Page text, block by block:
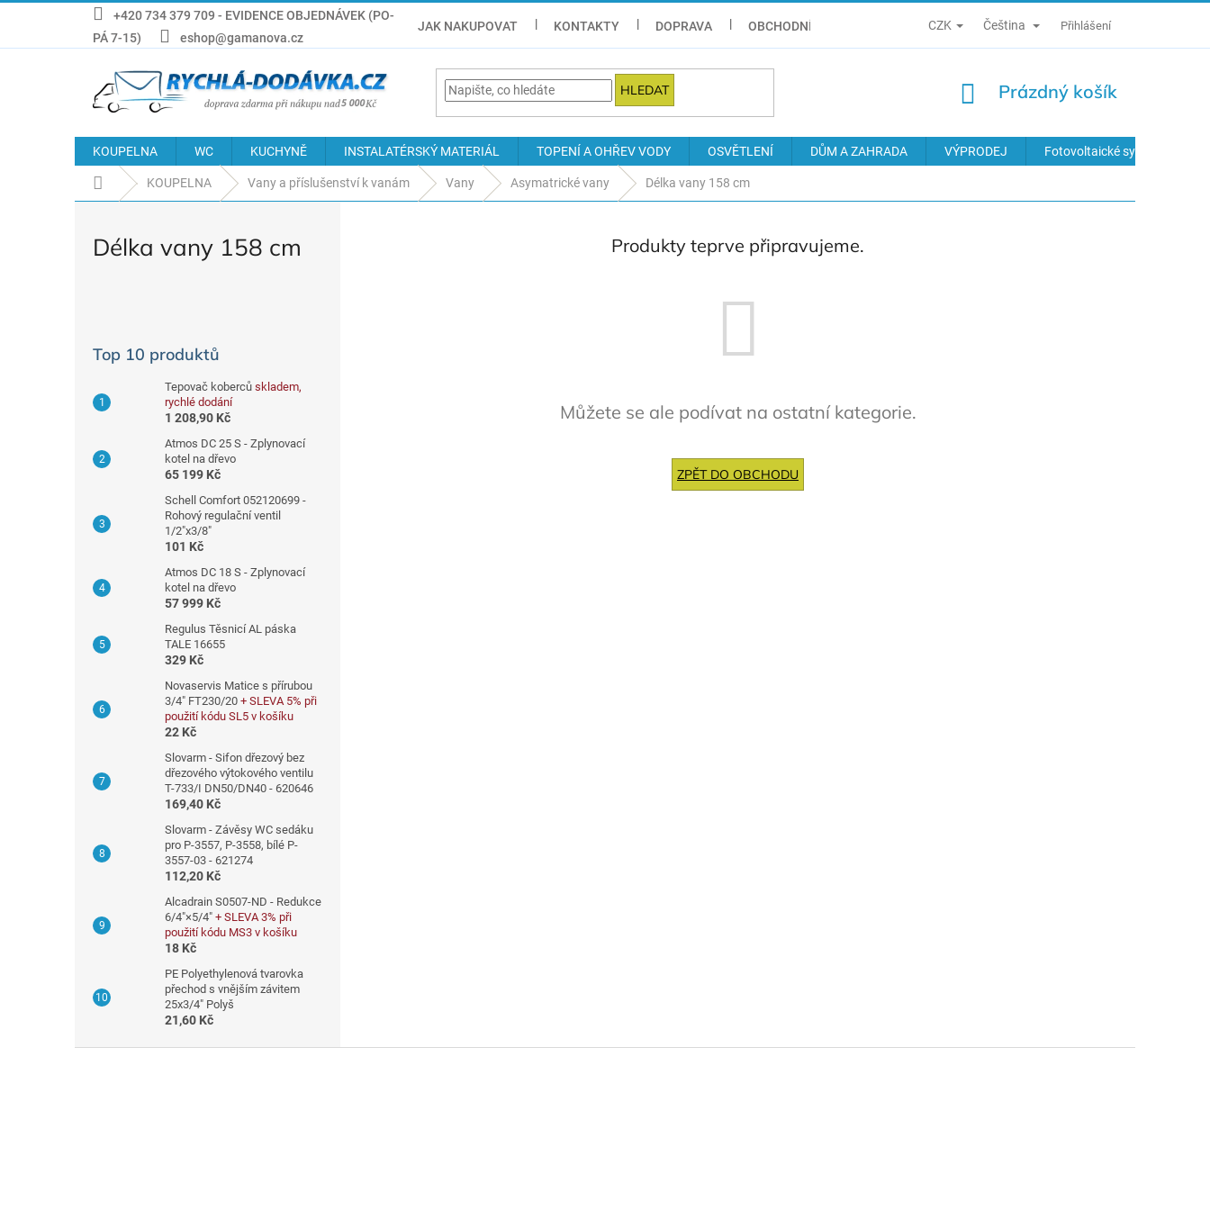
Přejít
+420 734 379 709 - EVIDENCE OBJEDNÁVEK (PO-
PÁ 7-15)
eshop@gamanova.cz
JAK NAKUPOVAT KONTAKTY DOPRAVA OBCHODNÍ PODMÍNKY ZÁSADY ZPRACOVÁNÍ OSOBNÍCH ÚDAJŮ
CZK Čeština Přihlášení
HLEDAT
NÁKUPNÍ
Prázdný košík
KOUPELNA WC KUCHYNĚ INSTALATÉRSKÝ MATERIÁL TOPENÍ A OHŘEV VODY OSVĚTLENÍ DŮM A ZAHRADA VÝPRODEJ Fotovoltaické systémy
Domů KOUPELNA Vany a příslušenství k vanám Vany Asymatrické vany Délka vany 158 cm
Délka vany 158 cm
Top 10 produktů
Tepovač koberců skladem,
rychlé dodání
1 208,90 Kč
Atmos DC 25 S - Zplynovací
kotel na dřevo
65 199 Kč
Schell Comfort 052120699 -
Rohový regulační ventil
1/2"x3/8"
101 Kč
Atmos DC 18 S - Zplynovací
kotel na dřevo
57 999 Kč
Regulus Těsnicí AL páska
TALE 16655
329 Kč
Novaservis Matice s přírubou
3/4" FT230/20 + SLEVA 5% při
použití kódu SL5 v košíku
22 Kč
Slovarm - Sifon dřezový bez
dřezového výtokového ventilu
T-733/I DN50/DN40 - 620646
169,40 Kč
Slovarm - Závěsy WC sedáku
pro P-3557, P-3558, bílé P-
3557-03 - 621274
112,20 Kč
Alcadrain S0507-ND - Redukce
6/4"×5/4" + SLEVA 3% při
použití kódu MS3 v košíku
18 Kč
PE Polyethylenová tvarovka
přechod s vnějším závitem
25x3/4" Polyš
21,60 Kč
Produkty teprve připravujeme.
Můžete se ale podívat na ostatní kategorie.
ZPĚT DO OBCHODU